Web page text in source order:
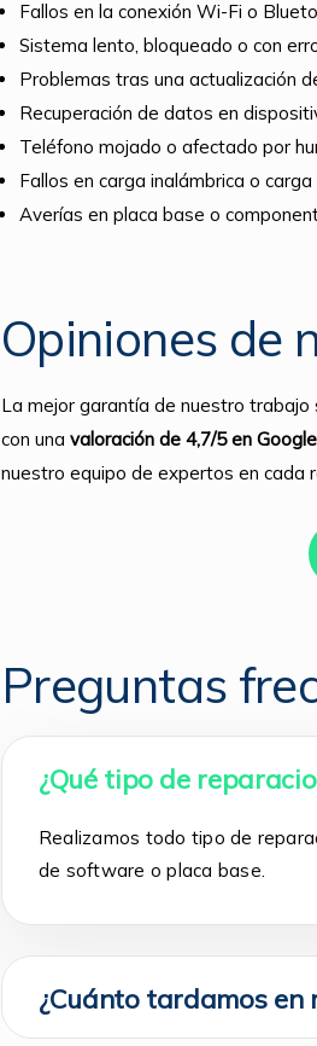
Fallos en la conexión Wi-Fi o
Sistema lento, bloqueado o con
Problemas tras una actualización
Recuperación de datos en
Teléfono mojado o afectado por
Fallos en carga inalámbrica o
Averías en placa base o
Opiniones de
La mejor garantía de nuestro trabajo
con una valoración de 4,7/5 en Google
nuestro equipo de expertos en cada
Preguntas
¿Qué tipo de
Realizamos todo tipo de
de software o placa base.
¿Cuánto tardamos en